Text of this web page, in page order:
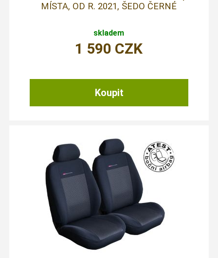
MÍSTA, OD R. 2021, ŠEDO ČERNÉ
skladem
1 590 CZK